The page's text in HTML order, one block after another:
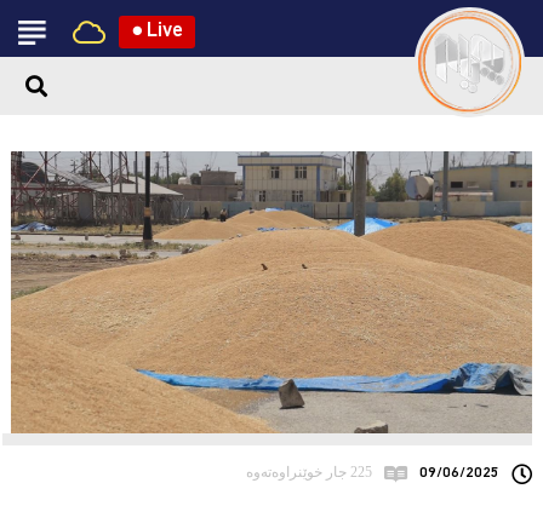
● Live
09/06/2025 225 جار خوێنراوەتەوە